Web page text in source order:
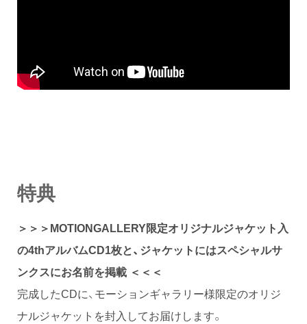
特典
＞＞＞MOTIONGALLERY限定オリジナルジャケット入
の4thアルバムCD1枚と、ジャケットにはスペシャルサ
ンクスにお名前を掲載 ＜＜＜
完成したCDに、モーションギャラリー様限定のオリジ
ナルジャケットを封入してお届けします。